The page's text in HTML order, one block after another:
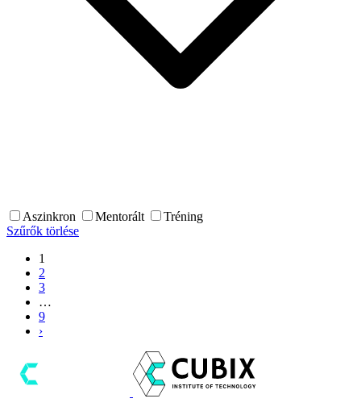
Aszinkron Mentorált
Tréning
Szűrők törlése
1
2
3
…
9
›